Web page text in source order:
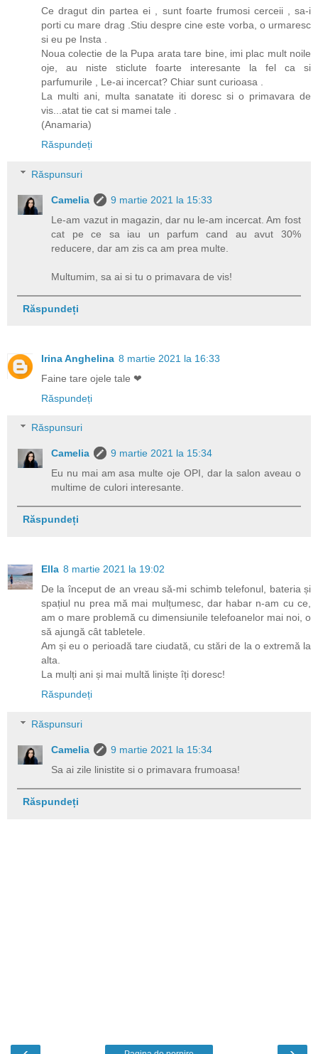
Ce dragut din partea ei , sunt foarte frumosi cerceii , sa-i
porti cu mare drag .Stiu despre cine este vorba, o urmaresc
si eu pe Insta .
Noua colectie de la Pupa arata tare bine, imi plac mult noile
oje, au niste sticlute foarte interesante la fel ca si
parfumurile , Le-ai incercat? Chiar sunt curioasa .
La multi ani, multa sanatate iti doresc si o primavara de
vis...atat tie cat si mamei tale .
(Anamaria)
Răspundeți
Răspunsuri
Camelia
9 martie 2021 la 15:33
Le-am vazut in magazin, dar nu le-am incercat. Am fost
cat pe ce sa iau un parfum cand au avut 30%
reducere, dar am zis ca am prea multe.
Multumim, sa ai si tu o primavara de vis!
Răspundeți
Irina Anghelina 8 martie 2021 la 16:33
Faine tare ojele tale ❤
Răspundeți
Răspunsuri
Camelia
9 martie 2021 la 15:34
Eu nu mai am asa multe oje OPI, dar la salon aveau o
multime de culori interesante.
Răspundeți
Ella 8 martie 2021 la 19:02
De la început de an vreau să-mi schimb telefonul, bateria și
spațiul nu prea mă mai mulțumesc, dar habar n-am cu ce,
am o mare problemă cu dimensiunile telefoanelor mai noi, o
să ajungă cât tabletele.
Am și eu o perioadă tare ciudată, cu stări de la o extremă la
alta.
La mulți ani și mai multă liniște îți doresc!
Răspundeți
Răspunsuri
Camelia
9 martie 2021 la 15:34
Sa ai zile linistite si o primavara frumoasa!
Răspundeți